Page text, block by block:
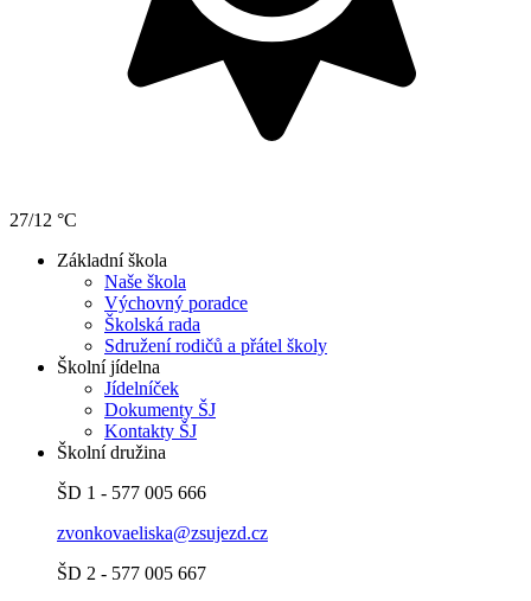
27/12 °C
Základní škola
Naše škola
Výchovný poradce
Školská rada
Sdružení rodičů a přátel školy
Školní jídelna
Jídelníček
Dokumenty ŠJ
Kontakty ŠJ
Školní družina
ŠD 1 - 577 005 666
zvonkovaeliska@zsujezd.cz
ŠD 2 - 577 005 667